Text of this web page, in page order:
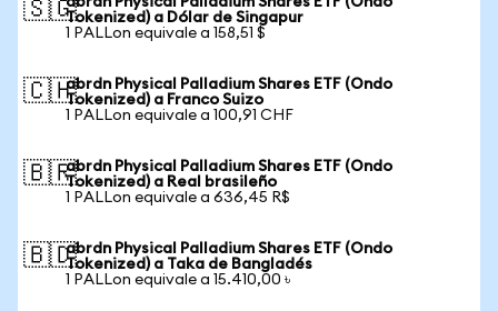
🇸🇬Tokenized) a Dólar de Singapur
1 PALLon equivale a 158,51 $
🇨🇭abrdn Physical Palladium Shares ETF (Ondo
Tokenized) a Franco Suizo
1 PALLon equivale a 100,91 CHF
🇧🇷abrdn Physical Palladium Shares ETF (Ondo
Tokenized) a Real brasileño
1 PALLon equivale a 636,45 R$
🇧🇩abrdn Physical Palladium Shares ETF (Ondo
Tokenized) a Taka de Bangladés
1 PALLon equivale a 15.410,00 ৳